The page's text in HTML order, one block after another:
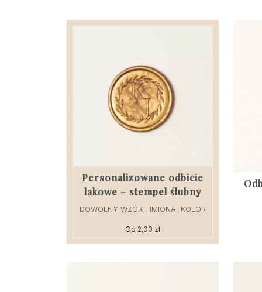
Personalizowane odbicie
lakowe – stempel ślubny
DOWOLNY WZÓR , IMIONA, KOLOR
Od 2,00 zł